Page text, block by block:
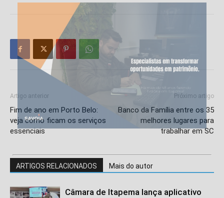
Artigo anterior
Fim de ano em Porto Belo:
veja como ficam os serviços
essenciais
Próximo artigo
Banco da Família entre os 35
melhores lugares para
trabalhar em SC
ARTIGOS RELACIONADOS Mais do autor
Câmara de Itapema lança aplicativo